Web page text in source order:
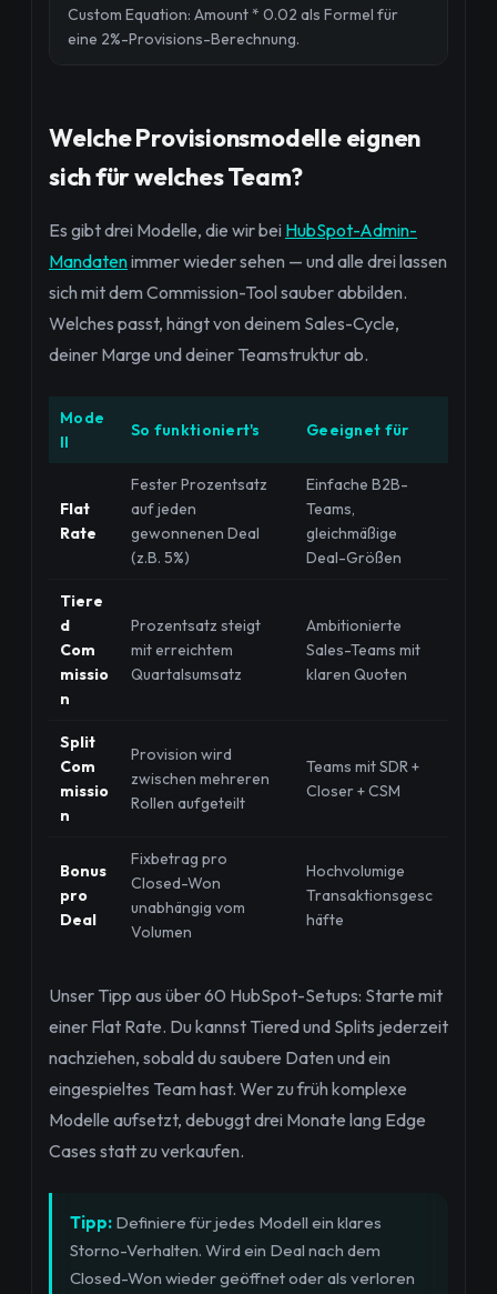
Custom Equation: Amount * 0.02 als Formel für
eine 2%-Provisions-Berechnung.
Welche Provisionsmodelle eignen
sich für welches Team?
Es gibt drei Modelle, die wir bei HubSpot-Admin-
Mandatenimmer wieder sehen — und alle drei lassen
sich mit dem Commission-Tool sauber abbilden.
Welches passt, hängt von deinem Sales-Cycle,
deiner Marge und deiner Teamstruktur ab.
Mode
ll
So funktioniert's Geeignet für
Flat
Rate
Fester Prozentsatz
auf jeden
gewonnenen Deal
(z.B. 5%)
Einfache B2B-
Teams,
gleichmäßige
Deal-Größen
Tiere
d
Com
missio
n
Prozentsatz steigt
mit erreichtem
Quartalsumsatz
Ambitionierte
Sales-Teams mit
klaren Quoten
Split
Com
missio
n
Provision wird
zwischen mehreren
Rollen aufgeteilt
Teams mit SDR +
Closer + CSM
Bonus
pro
Deal
Fixbetrag pro
Closed-Won
unabhängig vom
Volumen
Hochvolumige
Transaktionsgesc
häfte
Unser Tipp aus über 60 HubSpot-Setups: Starte mit
einer Flat Rate. Du kannst Tiered und Splits jederzeit
nachziehen, sobald du saubere Daten und ein
eingespieltes Team hast. Wer zu früh komplexe
Modelle aufsetzt, debuggt drei Monate lang Edge
Cases statt zu verkaufen.
Tipp: Definiere für jedes Modell ein klares
Storno-Verhalten. Wird ein Deal nach dem
Closed-Won wieder geöffnet oder als verloren